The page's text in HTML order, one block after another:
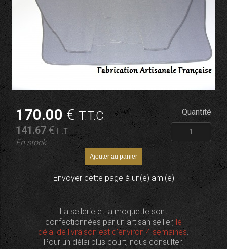
170.00 €T.T.C.
141.67 € H.T.
En stock
Quantité
Envoyer cette page à un(e) ami(e)
La sellerie et la moquette sont
confectionnées par un artisan sellier, le
délai de livraison est d'environ 4 semaines.
Pour un délai plus court, nous consulter.